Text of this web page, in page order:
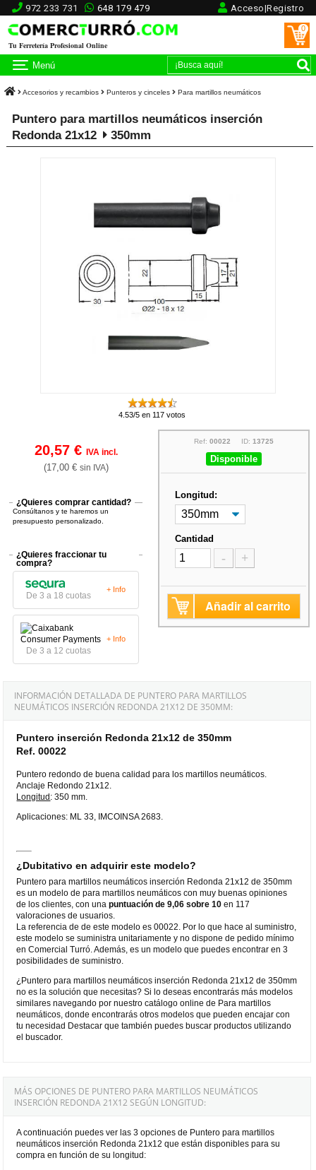
972 233 731 648 179 479 Acceso|Registro
Tu Ferretería Profesional Online
0
Menú
Accesorios y recambios Punteros y cinceles Para martillos neumáticos
Puntero para martillos neumáticos inserción
Redonda 21x12
350mm
4.53/5 en 117 votos
20,57 € IVA incl.
(17,00 € sin IVA)
¿Quieres comprar cantidad?
Consúltanos y te haremos un
presupuesto personalizado.
¿Quieres fraccionar tu
compra?
De 3 a 18 cuotas
+ Info
De 3 a 12 cuotas
+ Info
Ref: 00022 ID: 13725
Disponible
Longitud:
Cantidad
- +
Añadir al carrito
INFORMACIÓN DETALLADA DE PUNTERO PARA MARTILLOS
NEUMÁTICOS INSERCIÓN REDONDA 21X12 DE 350MM:
Puntero inserción Redonda 21x12 de 350mm
Ref. 00022
Puntero redondo de buena calidad para los martillos neumáticos.
Anclaje Redondo 21x12.
Longitud: 350 mm.
Aplicaciones: ML 33, IMCOINSA 2683.
¿Dubitativo en adquirir este modelo?
Puntero para martillos neumáticos inserción Redonda 21x12 de 350mm
es un modelo de para martillos neumáticos con muy buenas opiniones
de los clientes, con unapuntuación de 9,06 sobre 10 en 117
valoraciones de usuarios.
La referencia de de este modelo es 00022. Por lo que hace al suministro,
este modelo se suministra unitariamente y no dispone de pedido mínimo
en Comercial Turró. Además, es un modelo que puedes encontrar en 3
posibilidades de suministro.
¿Puntero para martillos neumáticos inserción Redonda 21x12 de 350mm
no es la solución que necesitas? Si lo deseas encontrarás más modelos
similares navegando por nuestro catálogo online de Para martillos
neumáticos, donde encontrarás otros modelos que pueden encajar con
tu necesidad Destacar que también puedes buscar productos utilizando
el buscador.
MÁS OPCIONES DE PUNTERO PARA MARTILLOS NEUMÁTICOS
INSERCIÓN REDONDA 21X12 SEGÚN LONGITUD:
A continuación puedes ver las 3 opciones de Puntero para martillos
neumáticos inserción Redonda 21x12 que están disponibles para su
compra en función de su longitud: